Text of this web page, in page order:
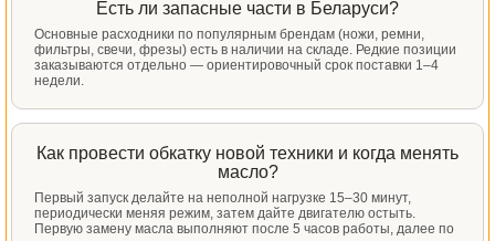
Есть ли запасные части в Беларуси?
Основные расходники по популярным брендам (ножи, ремни,
фильтры, свечи, фрезы) есть в наличии на складе. Редкие позиции
заказываются отдельно — ориентировочный срок поставки 1–4
недели.
Как провести обкатку новой техники и когда менять
масло?
Первый запуск делайте на неполной нагрузке 15–30 минут,
периодически меняя режим, затем дайте двигателю остыть.
Первую замену масла выполняют после 5 часов работы, далее по